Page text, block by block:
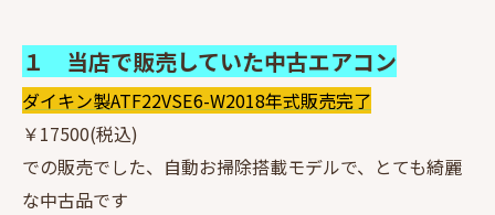
１ 当店で販売していた中古エアコン
ダイキン製ATF22VSE6-W2018年式販売完了
￥17500(税込)
での販売でした、自動お掃除搭載モデルで、とても綺麗
な中古品です